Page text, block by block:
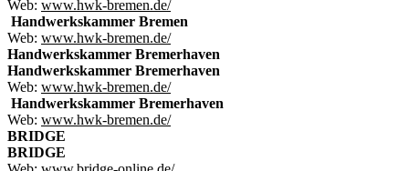
Web: www.hwk-bremen.de/
Handwerkskammer Bremen
Web: www.hwk-bremen.de/
Handwerkskammer Bremerhaven
Handwerkskammer Bremerhaven
Web: www.hwk-bremen.de/
Handwerkskammer Bremerhaven
Web: www.hwk-bremen.de/
BRIDGE
BRIDGE